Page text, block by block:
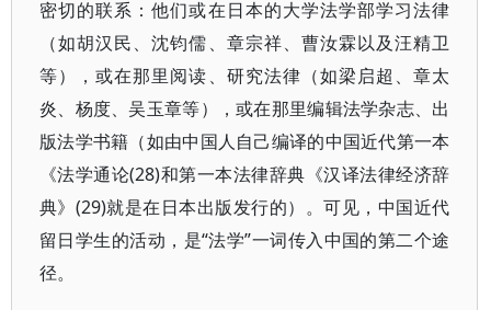
密切的联系：他们或在日本的大学法学部学习法律
（如胡汉民、沈钧儒、章宗祥、曹汝霖以及汪精卫
等），或在那里阅读、研究法律（如梁启超、章太
炎、杨度、吴玉章等），或在那里编辑法学杂志、出
版法学书籍（如由中国人自己编译的中国近代第一本
《法学通论(28)和第一本法律辞典《汉译法律经济辞
典》(29)就是在日本出版发行的）。可见，中国近代
留日学生的活动，是“法学”一词传入中国的第二个途
径。